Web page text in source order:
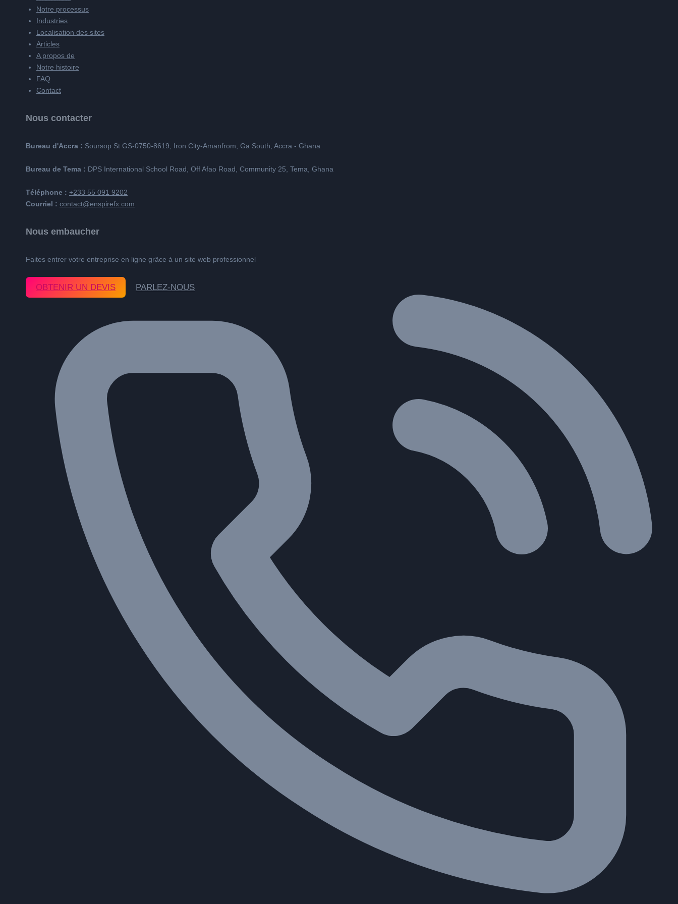
Notre processus
Industries
Localisation des sites
Articles
A propos de
Notre histoire
FAQ
Contact
Nous contacter
Bureau d'Accra : Soursop St GS-0750-8619, Iron City-Amanfrom, Ga South, Accra - Ghana
Bureau de Tema : DPS International School Road, Off Afao Road, Community 25, Tema, Ghana
Téléphone : +233 55 091 9202
Courriel : contact@enspirefx.com
Nous embaucher
Faites entrer votre entreprise en ligne grâce à un site web professionnel
OBTENIR UN DEVIS PARLEZ-NOUS